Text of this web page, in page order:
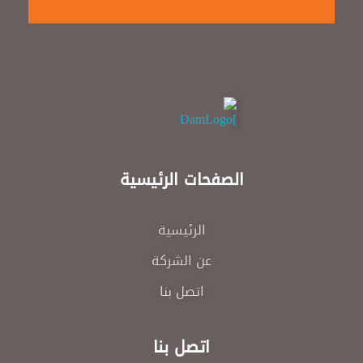
الصفحات الرئيسية
الرئيسية
عن الشركة
اتصل بنا
اتصل بنا